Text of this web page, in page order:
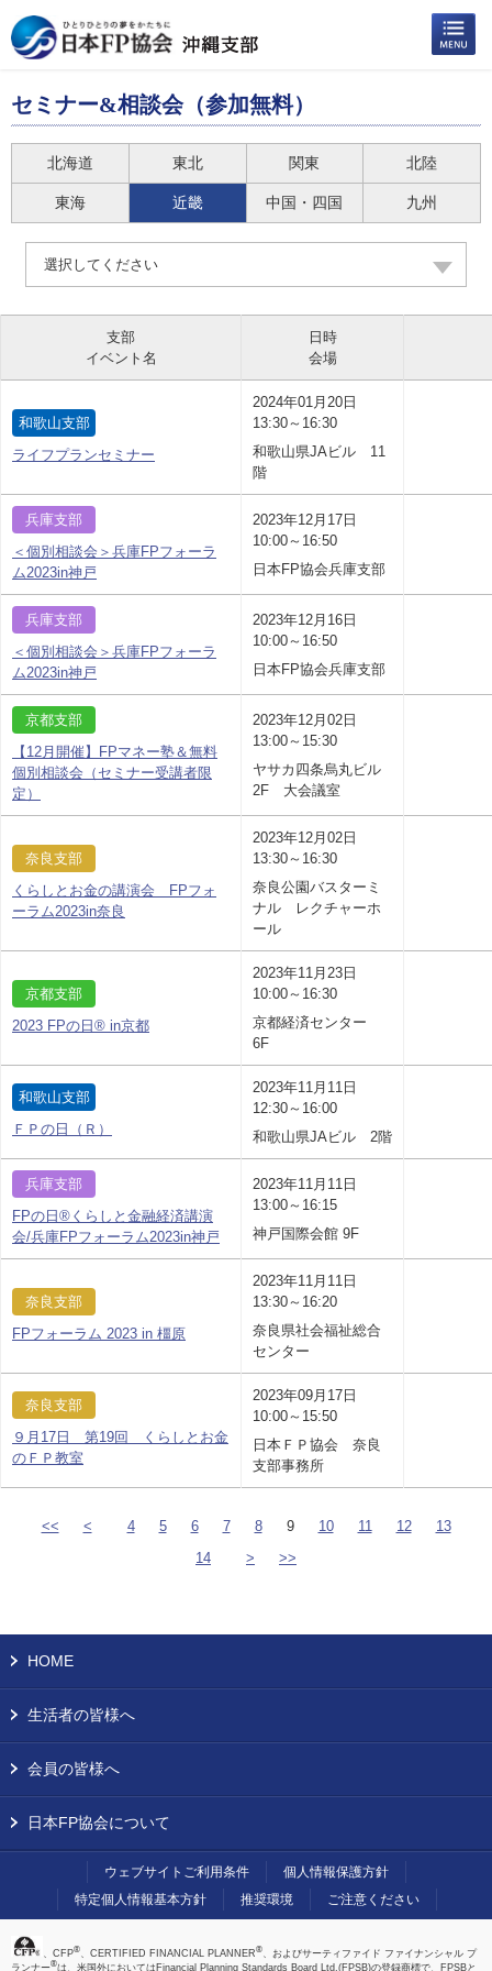
セミナー&相談会（参加無料）
北海道 東北 関東 北陸
東海 近畿 中国・四国 九州
選択してください
支部
イベント名
日時
会場
和歌山支部
ライフプランセミナー
2024年01月20日
13:30～16:30
和歌山県JAビル 11
階
兵庫支部
＜個別相談会＞兵庫FPフォーラ
ム2023in神戸
2023年12月17日
10:00～16:50
日本FP協会兵庫支部
兵庫支部
＜個別相談会＞兵庫FPフォーラ
ム2023in神戸
2023年12月16日
10:00～16:50
日本FP協会兵庫支部
京都支部
【12月開催】FPマネー塾＆無料
個別相談会（セミナー受講者限
定）
2023年12月02日
13:00～15:30
ヤサカ四条烏丸ビル
2F 大会議室
奈良支部
くらしとお金の講演会 FPフォ
ーラム2023in奈良
2023年12月02日
13:30～16:30
奈良公園バスターミ
ナル レクチャーホ
ール
京都支部
2023 FPの日® in京都
2023年11月23日
10:00～16:30
京都経済センター
6F
和歌山支部
ＦＰの日（Ｒ）
2023年11月11日
12:30～16:00
和歌山県JAビル 2階
兵庫支部
FPの日®くらしと金融経済講演
会/兵庫FPフォーラム2023in神戸
2023年11月11日
13:00～16:15
神戸国際会館 9F
奈良支部
FPフォーラム 2023 in 橿原
2023年11月11日
13:30～16:20
奈良県社会福祉総合
センター
奈良支部
９月17日 第19回 くらしとお金
のＦＰ教室
2023年09月17日
10:00～15:50
日本ＦＰ協会 奈良
支部事務所
<< < 4 5 6 7 8 9 10 11 12
13
14
> >>
HOME
生活者の皆様へ
会員の皆様へ
日本FP協会について
ウェブサイトご利用条件
個人情報保護方針
特定個人情報基本方針
推奨環境 ご注意ください
、CFP®、CERTIFIED FINANCIAL PLANNER®、およびサーティファイド ファイナンシャル プ
ランナー®は、米国外においてはFinancial Planning Standards Board Ltd.(FPSB)の登録商標で、FPSBと